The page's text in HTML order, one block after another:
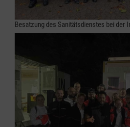
Besatzung des Sanitätsdienstes bei der